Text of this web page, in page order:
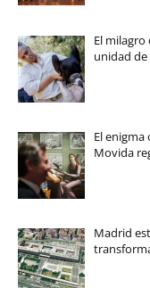
El
unidad de
El enigma
Movida
Madrid